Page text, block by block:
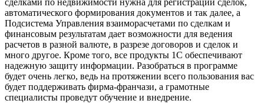
сделками по недвижимости нужна для регистрации сделок,
автоматического формирования документов и так далее, а
Подсистема Управления взаиморасчетами по сделкам и
финансовым результатам дает возможности для ведения
расчетов в разной валюте, в разрезе договоров и сделок и
много другое. Кроме того, все продукты 1С обеспечивают
надежную защиту информации. Разобраться в программе
будет очень легко, ведь на протяжении всего пользования вас
будет поддерживать фирма-франчази, а грамотные
специалисты проведут обучение и внедрение.